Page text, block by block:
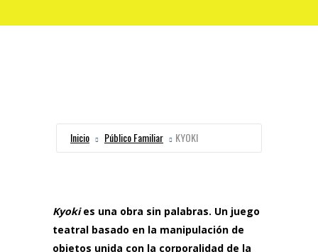
Inicio Público Familiar KYOKI
Kyokies una obra sin palabras. Un juego
teatral basado en la manipulación de
objetos unida con la corporalidad de la